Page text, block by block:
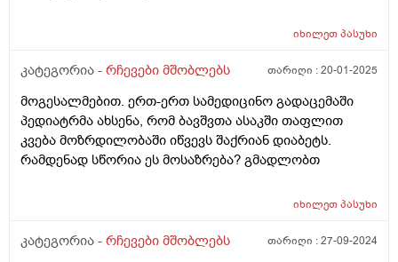
იხილეთპასუხი
კატეგორია - რჩევები მშობლებს თარიღი :20-01-2025
მოგესალმებით. ერთ-ერთ სამედიცინო გადაცემაში
პედიატრმა ახსენა, რომ ბავშვთა ასაკში თაფლით
კვება მოზრდილობაში იწვევს შაქრიან დიაბეტს.
რამდენად სწორია ეს მოსაზრება? გმადლობთ
იხილეთპასუხი
კატეგორია - რჩევები მშობლებს თარიღი :27-09-2024